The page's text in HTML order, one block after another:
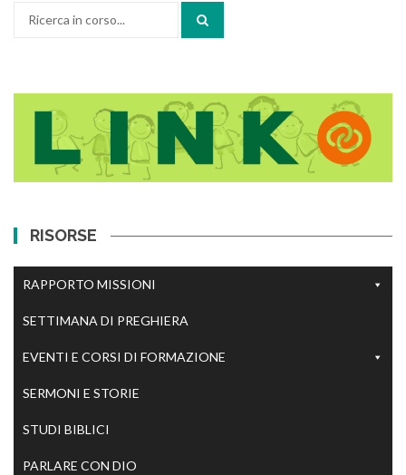
RISORSE
RAPPORTO MISSIONI
SETTIMANA DI PREGHIERA
EVENTI E CORSI DI FORMAZIONE
SERMONI E STORIE
STUDI BIBLICI
PARLARE CON DIO